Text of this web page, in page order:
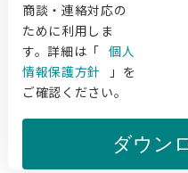
商談・連絡対応の
ために利用しま
す。詳細は「 個人
情報保護方針
」を
ご確認ください。
ダウン